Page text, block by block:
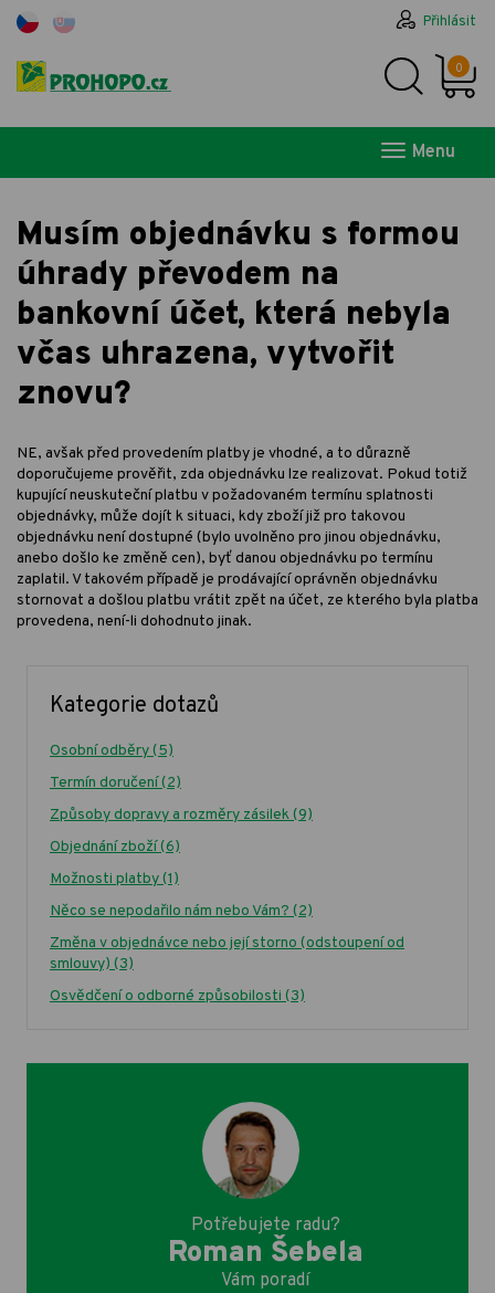
Přihlásit
0
Menu
Musím objednávku s formou
úhrady převodem na
bankovní účet, která nebyla
včas uhrazena, vytvořit
znovu?
NE, avšak před provedením platby je vhodné, a to důrazně
doporučujeme prověřit, zda objednávku lze realizovat. Pokud totiž
kupující neuskuteční platbu v požadovaném termínu splatnosti
objednávky, může dojít k situaci, kdy zboží již pro takovou
objednávku není dostupné (bylo uvolněno pro jinou objednávku,
anebo došlo ke změně cen), byť danou objednávku po termínu
zaplatil. V takovém případě je prodávající oprávněn objednávku
stornovat a došlou platbu vrátit zpět na účet, ze kterého byla platba
provedena, není-li dohodnuto jinak.
Kategorie dotazů
Osobní odběry(5)
Termín doručení(2)
Způsoby dopravy a rozměry zásilek(9)
Objednání zboží(6)
Možnosti platby(1)
Něco se nepodařilo nám nebo Vám? (2)
Změna v objednávce nebo její storno (odstoupení od
smlouvy) (3)
Osvědčení o odborné způsobilosti (3)
Potřebujete radu?
Roman Šebela
Vám poradí